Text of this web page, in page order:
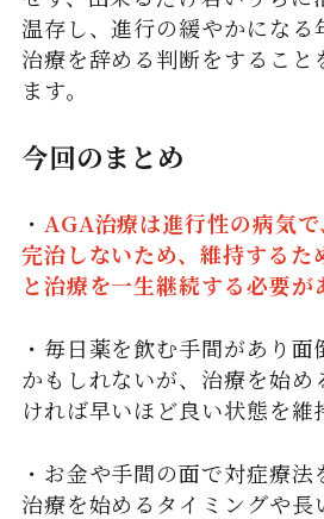
温存し、進行の緩やかになる
治療を辞める判断をすること
ます。
今回のまとめ
・ AGA治療は進行性の病気
完治しないため、維持するた
と治療を一生継続する必要が
・毎日薬を飲む手間があり面
かもしれないが、治療を始め
ければ早いほど良い状態を維
・お金や手間の面で対症療法
治療を始めるタイミングや長